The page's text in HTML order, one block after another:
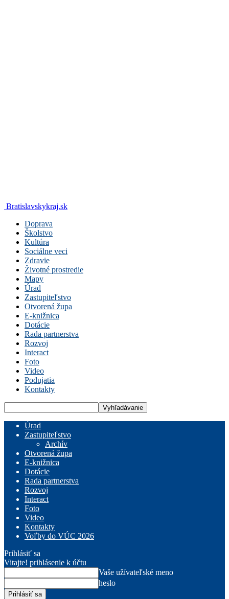
Bratislavskykraj.sk
Doprava
Školstvo
Kultúra
Sociálne veci
Zdravie
Životné prostredie
Mapy
Úrad
Zastupiteľstvo
Otvorená župa
E-knižnica
Dotácie
Rada partnerstva
Rozvoj
Interact
Foto
Video
Podujatia
Kontakty
Úrad
Zastupiteľstvo
Archív
Otvorená župa
E-knižnica
Dotácie
Rada partnerstva
Rozvoj
Interact
Foto
Video
Kontakty
Voľby do VÚC 2026
Prihlásiť sa
Vitajte! prihlásenie k účtu
Vaše užívateľské meno
heslo